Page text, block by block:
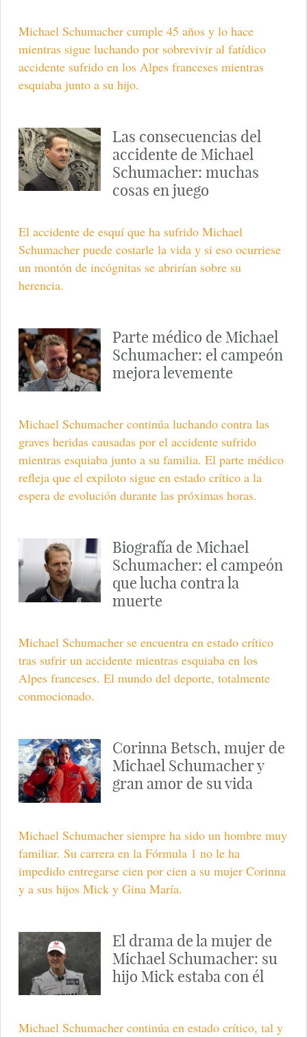
Michael Schumacher cumple 45 años y lo hace
mientras sigue luchando por sobrevivir al fatídico
accidente sufrido en los Alpes franceses mientras
esquiaba junto a su hijo.
Las consecuencias del
accidente de Michael
Schumacher: muchas
cosas en juego
El accidente de esquí que ha sufrido Michael
Schumacher puede costarle la vida y si eso ocurriese
un montón de incógnitas se abrirían sobre su
herencia.
Parte médico de Michael
Schumacher: el campeón
mejora levemente
Michael Schumacher continúa luchando contra las
graves heridas causadas por el accidente sufrido
mientras esquiaba junto a su familia. El parte médico
refleja que el expiloto sigue en estado crítico a la
espera de evolución durante las próximas horas.
Biografía de Michael
Schumacher: el campeón
que lucha contra la
muerte
Michael Schumacher se encuentra en estado crítico
tras sufrir un accidente mientras esquiaba en los
Alpes franceses. El mundo del deporte, totalmente
conmocionado.
Corinna Betsch, mujer de
Michael Schumacher y
gran amor de su vida
Michael Schumacher siempre ha sido un hombre muy
familiar. Su carrera en la Fórmula 1 no le ha
impedido entregarse cien por cien a su mujer Corinna
y a sus hijos Mick y Gina María.
El drama de la mujer de
Michael Schumacher: su
hijo Mick estaba con él
Michael Schumacher continúa en estado crítico, tal y